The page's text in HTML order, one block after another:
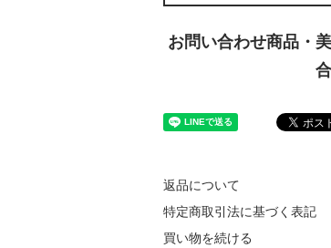
お問い合わせ商品・
返品について
特定商取引法に基づく表記
買い物を続ける